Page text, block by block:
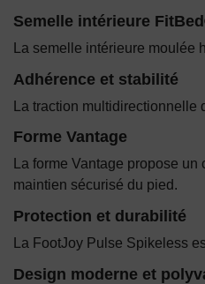
Semelle intérieure
La semelle intérieure
Adhérence et stabilité
La traction
Forme Vantage
La forme Vantage propose
maintien sécurisé du pied.
Protection et durabilité
La FootJoy Pulse Spikeless
Design moderne et